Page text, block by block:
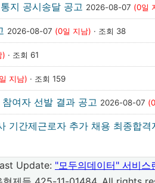
지 공시송달 공고 2026-08-07 (0일
2026-08-07 (0일 지남) · 조회 38
) · 조회 61
지남) · 조회 159
여자 선발 결과 공고 2026-08-07
기간제근로자 추가 채용 최종합격
Update: "모두의데이터" 서비스